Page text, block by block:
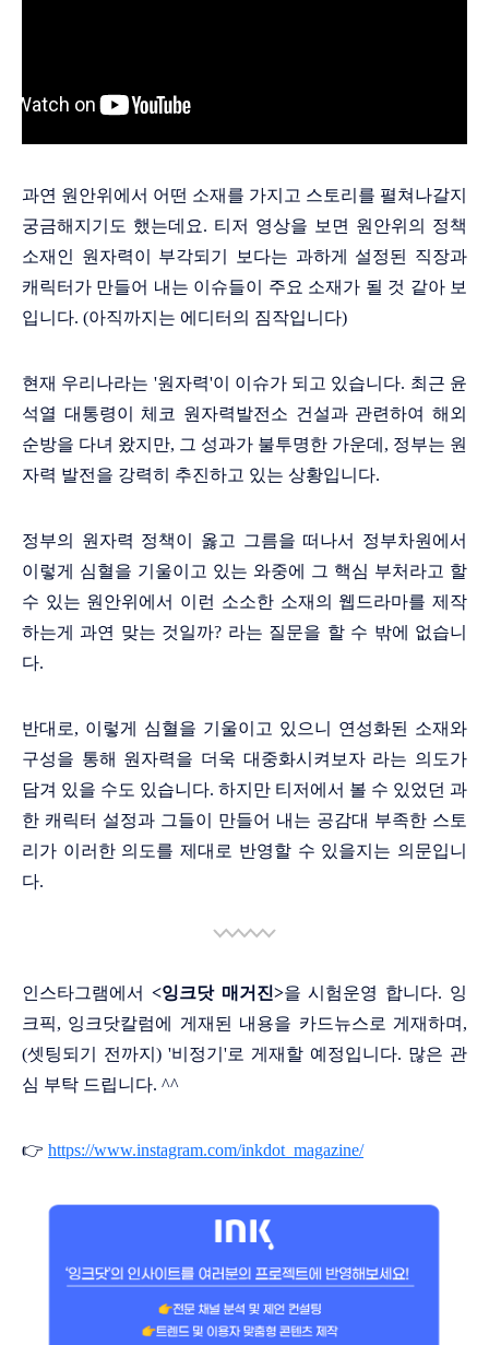
과연 원안위에서 어떤 소재를 가지고 스토리를 펼쳐나갈지
궁금해지기도 했는데요. 티저 영상을 보면 원안위의 정책
소재인 원자력이 부각되기 보다는 과하게 설정된 직장과
캐릭터가 만들어 내는 이슈들이 주요 소재가 될 것 같아 보
입니다. (아직까지는 에디터의 짐작입니다)
현재 우리나라는 '원자력'이 이슈가 되고 있습니다. 최근 윤
석열 대통령이 체코 원자력발전소 건설과 관련하여 해외
순방을 다녀 왔지만, 그 성과가 불투명한 가운데, 정부는 원
자력 발전을 강력히 추진하고 있는 상황입니다.
정부의 원자력 정책이 옳고 그름을 떠나서 정부차원에서
이렇게 심혈을 기울이고 있는 와중에 그 핵심 부처라고 할
수 있는 원안위에서 이런 소소한 소재의 웹드라마를 제작
하는게 과연 맞는 것일까? 라는 질문을 할 수 밖에 없습니
다.
반대로, 이렇게 심혈을 기울이고 있으니 연성화된 소재와
구성을 통해 원자력을 더욱 대중화시켜보자 라는 의도가
담겨 있을 수도 있습니다. 하지만 티저에서 볼 수 있었던 과
한 캐릭터 설정과 그들이 만들어 내는 공감대 부족한 스토
리가 이러한 의도를 제대로 반영할 수 있을지는 의문입니
다.
인스타그램에서 <잉크닷 매거진>을 시험운영 합니다. 잉
크픽, 잉크닷칼럼에 게재된 내용을 카드뉴스로 게재하며,
(셋팅되기 전까지) '비정기'로 게재할 예정입니다. 많은 관
심 부탁 드립니다. ^^
👉 https://www.instagram.com/inkdot_magazine/